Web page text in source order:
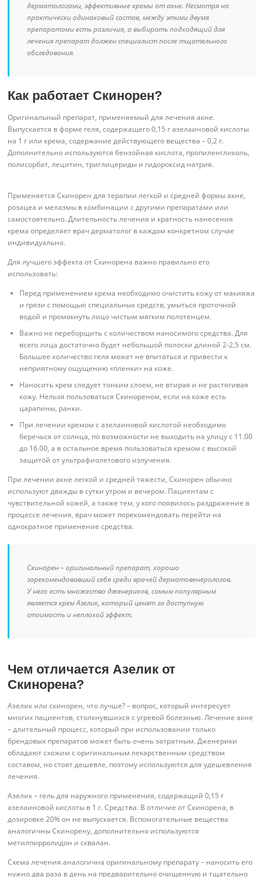
дерматологами, эффективные кремы от акне. Несмотря на
практически одинаковый состав, между этими двумя
препаратами есть различия, а выбирать подходящий для
лечения препарат должен специалист после тщательного
обследования.
Как работает Скинорен?
Оригинальный препарат, применяемый для лечения акне.
Выпускается в форме геля, содержащего 0,15 г азелаиновой кислоты
на 1 г или крема, содержание действующего вещества – 0,2 г.
Дополнительно используются бензойная кислота, пропиленгликоль,
полисорбат, лецитин, триглицериды и гидороксид натрия.
Применяется Скинорен для терапии легкой и средней формы акне,
розацеа и мелазмы в комбинации с другими препаратами или
самостоятельно. Длительность лечения и кратность нанесения
крема определяет врач дерматолог в каждом конкретном случае
индивидуально.
Для лучшего эффекта от Скинорена важно правильно его
использовать:
Перед применением крема необходимо очистить кожу от макияжа
и грязи с помощью специальных средств, умыться проточной
водой и промокнуть лицо чистым мягким полотенцем.
Важно не переборщить с количеством наносимого средства. Для
всего лица достаточно будет небольшой полоски длиной 2-2,5 см.
Большее количество геля может не впитаться и привести к
неприятному ощущению «пленки» на коже.
Наносить крем следует тонким слоем, не втирая и не растягивая
кожу. Нельзя пользоваться Скинореном, если на коже есть
царапины, ранки.
При лечении кремом с азелаиновой кислотой необходимо
беречься от солнца, по возможности не выходить на улицу с 11.00
до 16.00, а в остальное время пользоваться кремом с высокой
защитой от ультрафиолетового излучения.
При лечении акне легкой и средней тяжести, Скинорен обычно
используют дважды в сутки утром и вечером. Пациентам с
чувствительной кожей, а также тем, у кого появилось раздражение в
процессе лечения, врач может порекомендовать перейти на
однократное применение средства.
Скинорен – оригинальный препарат, хорошо
зарекомендовавший себя среди врачей дерматовенерологов.
У него есть множество дженериков, самым популярным
является крем Азелик, который ценят за доступную
стоимость и неплохой эффект.
Чем отличается Азелик от
Скинорена?
Азелик или скинорен, что лучше? – вопрос, который интересует
многих пациентов, столкнувшихся с угревой болезнью. Лечение акне
– длительный процесс, который при использовании только
брендовых препаратов может быть очень затратным. Дженерики
обладают схожим с оригинальным лекарственным средством
составом, но стоят дешевле, поэтому используются для удешевления
лечения.
Азелик – гель для наружного применения, содержащий 0,15 г
азелаиновой кислоты в 1 г. Средства. В отличие от Скинорена, в
дозировке 20% он не выпускается. Вспомогательные вещества
аналогичны Скинорену, дополнительно используются
метилпирролидон и сквалан.
Схема лечения аналогична оригинальному препарату – наносить его
нужно два раза в день на предварительно очищенную и тщательно